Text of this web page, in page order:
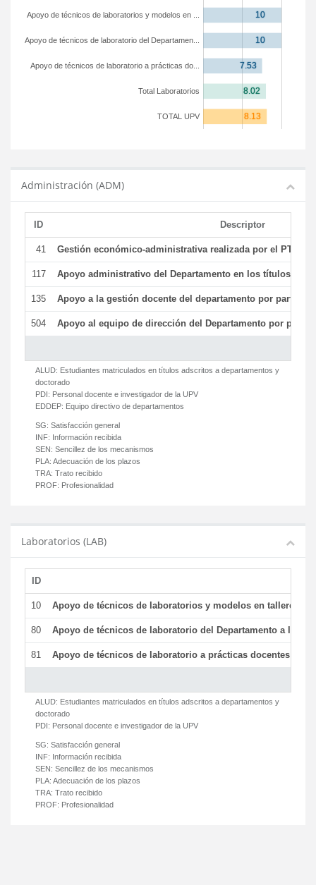
TOTAL UPV
Total Laboratorios
Apoyo de técnicos de laboratorio a prácticas do...
Apoyo de técnicos de laboratorio del Departamen...
Apoyo de técnicos de laboratorios y modelos en ...
Administración (ADM)
ID Descriptor
41 Gestión económico-administrativa realizada por el PTGAS
117 Apoyo administrativo del Departamento en los títulos de
135 Apoyo a la gestión docente del departamento por parte
504 Apoyo al equipo de dirección del Departamento por parte
ALUD: Estudiantes matriculados en títulos adscritos a departamentos y
doctorado
PDI: Personal docente e investigador de la UPV
EDDEP: Equipo directivo de departamentos
SG: Satisfacción general
INF: Información recibida
SEN: Sencillez de los mecanismos
PLA: Adecuación de los plazos
TRA: Trato recibido
PROF: Profesionalidad
Laboratorios (LAB)
ID
10 Apoyo de técnicos de laboratorios y modelos en talleres/
80 Apoyo de técnicos de laboratorio del Departamento a la
81 Apoyo de técnicos de laboratorio a prácticas docentes y
ALUD: Estudiantes matriculados en títulos adscritos a departamentos y
doctorado
PDI: Personal docente e investigador de la UPV
SG: Satisfacción general
INF: Información recibida
SEN: Sencillez de los mecanismos
PLA: Adecuación de los plazos
TRA: Trato recibido
PROF: Profesionalidad